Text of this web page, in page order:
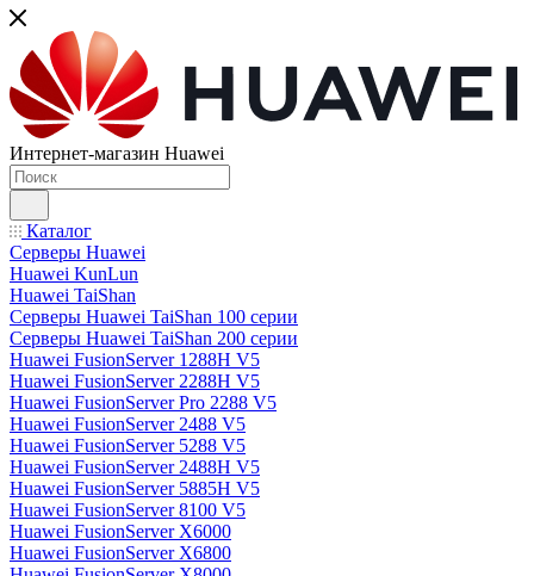
Интернет-магазин Huawei
Каталог
Серверы Huawei
Huawei KunLun
Huawei TaiShan
Серверы Huawei TaiShan 100 серии
Серверы Huawei TaiShan 200 серии
Huawei FusionServer 1288H V5
Huawei FusionServer 2288H V5
Huawei FusionServer Pro 2288 V5
Huawei FusionServer 2488 V5
Huawei FusionServer 5288 V5
Huawei FusionServer 2488H V5
Huawei FusionServer 5885H V5
Huawei FusionServer 8100 V5
Huawei FusionServer X6000
Huawei FusionServer X6800